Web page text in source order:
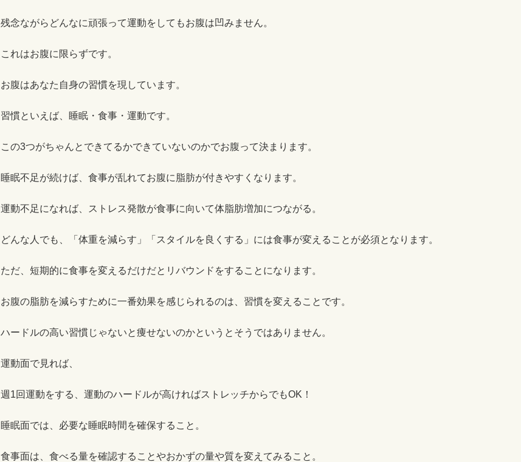
残念ながらどんなに頑張って運動をしてもお腹は凹みません。
これはお腹に限らずです。
お腹はあなた自身の習慣を現しています。
習慣といえば、睡眠・食事・運動です。
この3つがちゃんとできてるかできていないのかでお腹って決まります。
睡眠不足が続けば、食事が乱れてお腹に脂肪が付きやすくなります。
運動不足になれば、ストレス発散が食事に向いて体脂肪増加につながる。
どんな人でも、「体重を減らす」「スタイルを良くする」には食事が変えることが必須となります。
ただ、短期的に食事を変えるだけだとリバウンドをすることになります。
お腹の脂肪を減らすために一番効果を感じられるのは、習慣を変えることです。
ハードルの高い習慣じゃないと痩せないのかというとそうではありません。
運動面で見れば、
週1回運動をする、運動のハードルが高ければストレッチからでもOK！
睡眠面では、必要な睡眠時間を確保すること。
食事面は、食べる量を確認することやおかずの量や質を変えてみること。